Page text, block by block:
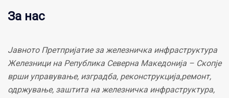
За нас
Јавното Претпријатие за железничка инфраструктура
Железници на Република Северна Македонија – Скопје
врши управување, изградба, реконструкција,ремонт,
одржување, заштита на железничка инфраструктура,